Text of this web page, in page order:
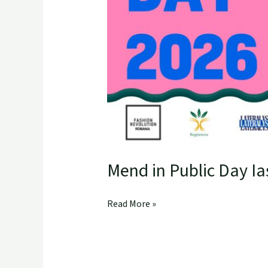
Mend in Public Day
Read More »